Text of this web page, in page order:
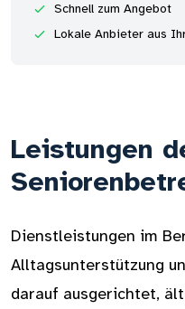
Schnell zum Angebot
Lokale Anbieter aus
Leistungen
Dienstleistungen im
Alltagsunterstützung
darauf ausgerichtet,